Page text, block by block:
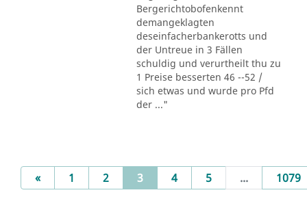
Bergerichtobofenkennt
demangeklagten
deseinfacherbankerotts und
der Untreue in 3 Fällen
schuldig und verurtheilt thu zu
1 Preise besserten 46 --52 /
sich etwas und wurde pro Pfd
der ..."
«Previous
1 2 3(current)
4 5 ... 1079